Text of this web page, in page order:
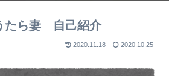
たら妻 自己紹介
2020.11.18 2020.10.25